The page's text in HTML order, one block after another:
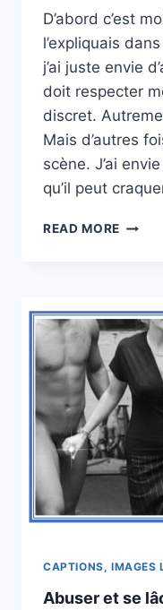
D’abord c’est
l’expliquais
j’ai juste envie
doit respecter
discret.
Mais d’autres
scène. J’ai
qu’il peut
READ MORE JOUER
CAPTIONS, IMAGES
Abuser et se